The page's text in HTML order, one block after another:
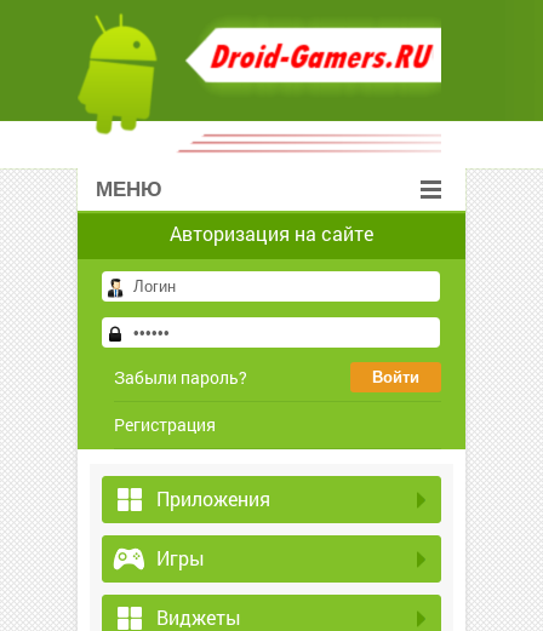
МЕНЮ
Авторизация на сайте
Забыли пароль?
Регистрация
Приложения
Игры
Виджеты